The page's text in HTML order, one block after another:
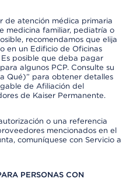
de atención médica primaria
medicina familiar, pediatría o
recomendamos que elija
en un Edificio de Oficinas
posible que deba pagar
algunos PCP. Consulte su
Qué)” para obtener detalles
de Afiliación del
de Kaiser Permanente.
o una referencia
mencionados en el
comuníquese con Servicio a
PERSONAS CON